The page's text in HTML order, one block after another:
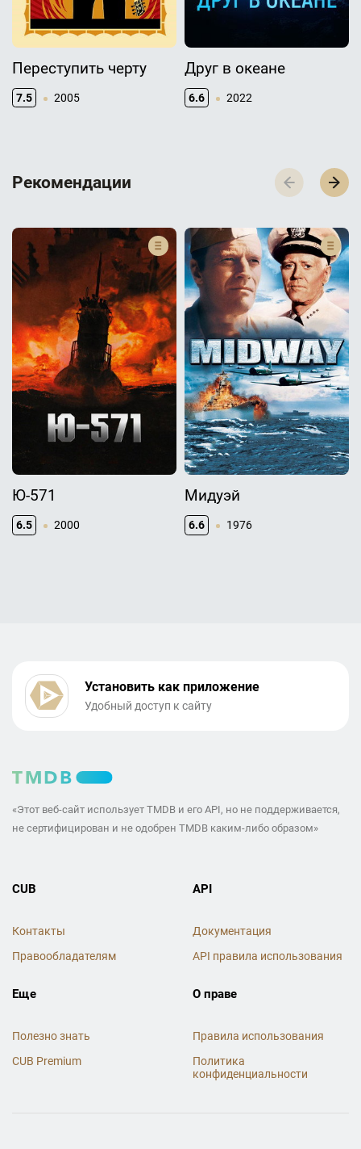
Переступить черту
7.5 2005
Друг в океане
6.6 2022
Р­­­е­­­к­­­о­­­м­­­е­­­н­­­д­­­а­­­ц­­­и­­­и
Ю-571
6.5 2000
Мидуэй
6.6 1976
Установить как приложение
Удобный доступ к сайту
«Этот веб-сайт использует TMDB и его API, но не поддерживается,
не сертифицирован и не одобрен TMDB каким-либо образом»
CUB
Контакты
Правообладателям
API
Документация
API правила использования
Еще
Полезно знать
CUB Premium
О праве
Правила использования
Политика
конфиденциальности